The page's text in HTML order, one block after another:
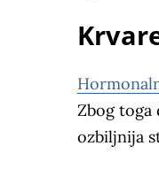
Zbog toga
ozbiljnija